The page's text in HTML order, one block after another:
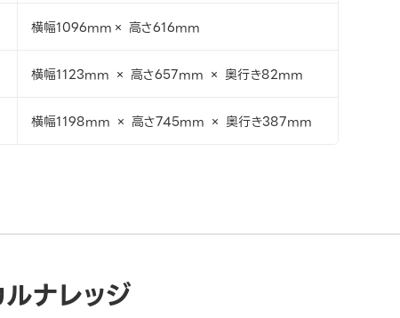
横幅1096mm× 高さ616mm
横幅1123mm × 高さ657mm × 奥行き82mm
横幅1198mm × 高さ745mm × 奥行き387mm
ナレッジ